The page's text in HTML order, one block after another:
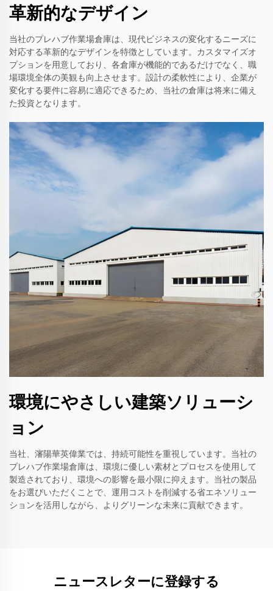
革新的なデザイン
当社のプレハブ作業場倉庫は、現代ビジネスの変化するニーズに
対応する革新的なデザインを特徴としています。カスタマイズオ
プションを用意しており、各倉庫が機能的であるだけでなく、職
場環境全体の美観も向上させます。設計の柔軟性により、企業が
変化する要件に容易に適応できるため、当社の倉庫は将来に備え
た投資となります。
環境にやさしい建築ソリューシ
ョン
当社、瀋陽華英偉業では、持続可能性を重視しています。当社の
プレハブ作業場倉庫は、環境に優しい素材とプロセスを使用して
製造されており、環境への影響を最小限に抑えます。当社の製品
をお選びいただくことで、運用コストを削減する省エネソリュー
ションを活用しながら、よりグリーンな未来に貢献できます。
ニュースレターに登録する